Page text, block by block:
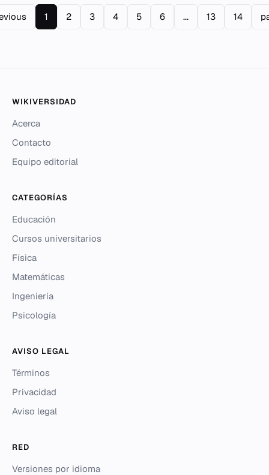
1 2 3 4 5 6 ... 13 14
WIKIVERSIDAD
Acerca
Contacto
Equipo editorial
CATEGORÍAS
Educación
Cursos universitarios
Física
Matemáticas
Ingeniería
Psicología
AVISO LEGAL
Términos
Privacidad
Aviso legal
RED
Versiones por idioma